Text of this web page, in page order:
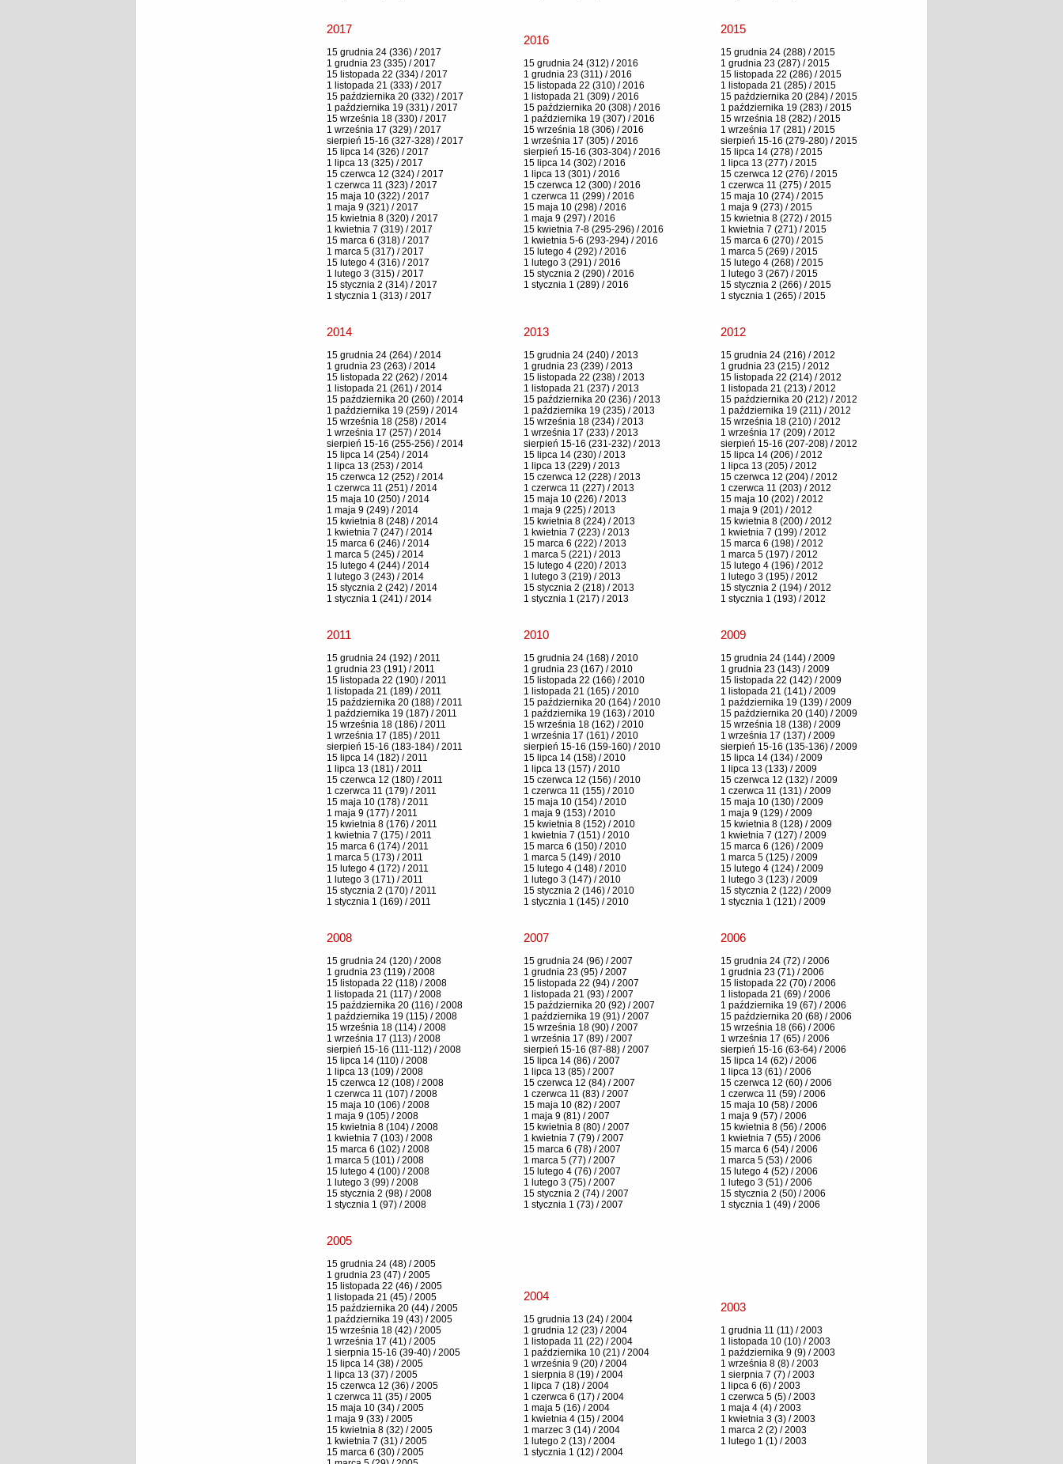
2017
15 grudnia 24 (336) / 2017
1 grudnia 23 (335) / 2017
15 listopada 22 (334) / 2017
1 listopada 21 (333) / 2017
15 października 20 (332) / 2017
1 października 19 (331) / 2017
15 września 18 (330) / 2017
1 września 17 (329) / 2017
sierpień 15-16 (327-328) / 2017
15 lipca 14 (326) / 2017
1 lipca 13 (325) / 2017
15 czerwca 12 (324) / 2017
1 czerwca 11 (323) / 2017
15 maja 10 (322) / 2017
1 maja 9 (321) / 2017
15 kwietnia 8 (320) / 2017
1 kwietnia 7 (319) / 2017
15 marca 6 (318) / 2017
1 marca 5 (317) / 2017
15 lutego 4 (316) / 2017
1 lutego 3 (315) / 2017
15 stycznia 2 (314) / 2017
1 stycznia 1 (313) / 2017
2016
15 grudnia 24 (312) / 2016
1 grudnia 23 (311) / 2016
15 listopada 22 (310) / 2016
1 listopada 21 (309) / 2016
15 października 20 (308) / 2016
1 października 19 (307) / 2016
15 września 18 (306) / 2016
1 września 17 (305) / 2016
sierpień 15-16 (303-304) / 2016
15 lipca 14 (302) / 2016
1 lipca 13 (301) / 2016
15 czerwca 12 (300) / 2016
1 czerwca 11 (299) / 2016
15 maja 10 (298) / 2016
1 maja 9 (297) / 2016
15 kwietnia 7-8 (295-296) / 2016
1 kwietnia 5-6 (293-294) / 2016
15 lutego 4 (292) / 2016
1 lutego 3 (291) / 2016
15 stycznia 2 (290) / 2016
1 stycznia 1 (289) / 2016
2015
15 grudnia 24 (288) / 2015
1 grudnia 23 (287) / 2015
15 listopada 22 (286) / 2015
1 listopada 21 (285) / 2015
15 października 20 (284) / 2015
1 października 19 (283) / 2015
15 września 18 (282) / 2015
1 września 17 (281) / 2015
sierpień 15-16 (279-280) / 2015
15 lipca 14 (278) / 2015
1 lipca 13 (277) / 2015
15 czerwca 12 (276) / 2015
1 czerwca 11 (275) / 2015
15 maja 10 (274) / 2015
1 maja 9 (273) / 2015
15 kwietnia 8 (272) / 2015
1 kwietnia 7 (271) / 2015
15 marca 6 (270) / 2015
1 marca 5 (269) / 2015
15 lutego 4 (268) / 2015
1 lutego 3 (267) / 2015
15 stycznia 2 (266) / 2015
1 stycznia 1 (265) / 2015
2014
15 grudnia 24 (264) / 2014
1 grudnia 23 (263) / 2014
15 listopada 22 (262) / 2014
1 listopada 21 (261) / 2014
15 października 20 (260) / 2014
1 października 19 (259) / 2014
15 września 18 (258) / 2014
1 września 17 (257) / 2014
sierpień 15-16 (255-256) / 2014
15 lipca 14 (254) / 2014
1 lipca 13 (253) / 2014
15 czerwca 12 (252) / 2014
1 czerwca 11 (251) / 2014
15 maja 10 (250) / 2014
1 maja 9 (249) / 2014
15 kwietnia 8 (248) / 2014
1 kwietnia 7 (247) / 2014
15 marca 6 (246) / 2014
1 marca 5 (245) / 2014
15 lutego 4 (244) / 2014
1 lutego 3 (243) / 2014
15 stycznia 2 (242) / 2014
1 stycznia 1 (241) / 2014
2013
15 grudnia 24 (240) / 2013
1 grudnia 23 (239) / 2013
15 listopada 22 (238) / 2013
1 listopada 21 (237) / 2013
15 października 20 (236) / 2013
1 października 19 (235) / 2013
15 września 18 (234) / 2013
1 września 17 (233) / 2013
sierpień 15-16 (231-232) / 2013
15 lipca 14 (230) / 2013
1 lipca 13 (229) / 2013
15 czerwca 12 (228) / 2013
1 czerwca 11 (227) / 2013
15 maja 10 (226) / 2013
1 maja 9 (225) / 2013
15 kwietnia 8 (224) / 2013
1 kwietnia 7 (223) / 2013
15 marca 6 (222) / 2013
1 marca 5 (221) / 2013
15 lutego 4 (220) / 2013
1 lutego 3 (219) / 2013
15 stycznia 2 (218) / 2013
1 stycznia 1 (217) / 2013
2012
15 grudnia 24 (216) / 2012
1 grudnia 23 (215) / 2012
15 listopada 22 (214) / 2012
1 listopada 21 (213) / 2012
15 października 20 (212) / 2012
1 października 19 (211) / 2012
15 września 18 (210) / 2012
1 września 17 (209) / 2012
sierpień 15-16 (207-208) / 2012
15 lipca 14 (206) / 2012
1 lipca 13 (205) / 2012
15 czerwca 12 (204) / 2012
1 czerwca 11 (203) / 2012
15 maja 10 (202) / 2012
1 maja 9 (201) / 2012
15 kwietnia 8 (200) / 2012
1 kwietnia 7 (199) / 2012
15 marca 6 (198) / 2012
1 marca 5 (197) / 2012
15 lutego 4 (196) / 2012
1 lutego 3 (195) / 2012
15 stycznia 2 (194) / 2012
1 stycznia 1 (193) / 2012
2011
15 grudnia 24 (192) / 2011
1 grudnia 23 (191) / 2011
15 listopada 22 (190) / 2011
1 listopada 21 (189) / 2011
15 października 20 (188) / 2011
1 października 19 (187) / 2011
15 września 18 (186) / 2011
1 września 17 (185) / 2011
sierpień 15-16 (183-184) / 2011
15 lipca 14 (182) / 2011
1 lipca 13 (181) / 2011
15 czerwca 12 (180) / 2011
1 czerwca 11 (179) / 2011
15 maja 10 (178) / 2011
1 maja 9 (177) / 2011
15 kwietnia 8 (176) / 2011
1 kwietnia 7 (175) / 2011
15 marca 6 (174) / 2011
1 marca 5 (173) / 2011
15 lutego 4 (172) / 2011
1 lutego 3 (171) / 2011
15 stycznia 2 (170) / 2011
1 stycznia 1 (169) / 2011
2010
15 grudnia 24 (168) / 2010
1 grudnia 23 (167) / 2010
15 listopada 22 (166) / 2010
1 listopada 21 (165) / 2010
15 października 20 (164) / 2010
1 października 19 (163) / 2010
15 września 18 (162) / 2010
1 września 17 (161) / 2010
sierpień 15-16 (159-160) / 2010
15 lipca 14 (158) / 2010
1 lipca 13 (157) / 2010
15 czerwca 12 (156) / 2010
1 czerwca 11 (155) / 2010
15 maja 10 (154) / 2010
1 maja 9 (153) / 2010
15 kwietnia 8 (152) / 2010
1 kwietnia 7 (151) / 2010
15 marca 6 (150) / 2010
1 marca 5 (149) / 2010
15 lutego 4 (148) / 2010
1 lutego 3 (147) / 2010
15 stycznia 2 (146) / 2010
1 stycznia 1 (145) / 2010
2009
15 grudnia 24 (144) / 2009
1 grudnia 23 (143) / 2009
15 listopada 22 (142) / 2009
1 listopada 21 (141) / 2009
1 października 19 (139) / 2009
15 października 20 (140) / 2009
15 września 18 (138) / 2009
1 września 17 (137) / 2009
sierpień 15-16 (135-136) / 2009
15 lipca 14 (134) / 2009
1 lipca 13 (133) / 2009
15 czerwca 12 (132) / 2009
1 czerwca 11 (131) / 2009
15 maja 10 (130) / 2009
1 maja 9 (129) / 2009
15 kwietnia 8 (128) / 2009
1 kwietnia 7 (127) / 2009
15 marca 6 (126) / 2009
1 marca 5 (125) / 2009
15 lutego 4 (124) / 2009
1 lutego 3 (123) / 2009
15 stycznia 2 (122) / 2009
1 stycznia 1 (121) / 2009
2008
15 grudnia 24 (120) / 2008
1 grudnia 23 (119) / 2008
15 listopada 22 (118) / 2008
1 listopada 21 (117) / 2008
15 października 20 (116) / 2008
1 października 19 (115) / 2008
15 września 18 (114) / 2008
1 września 17 (113) / 2008
sierpień 15-16 (111-112) / 2008
15 lipca 14 (110) / 2008
1 lipca 13 (109) / 2008
15 czerwca 12 (108) / 2008
1 czerwca 11 (107) / 2008
15 maja 10 (106) / 2008
1 maja 9 (105) / 2008
15 kwietnia 8 (104) / 2008
1 kwietnia 7 (103) / 2008
15 marca 6 (102) / 2008
1 marca 5 (101) / 2008
15 lutego 4 (100) / 2008
1 lutego 3 (99) / 2008
15 stycznia 2 (98) / 2008
1 stycznia 1 (97) / 2008
2007
15 grudnia 24 (96) / 2007
1 grudnia 23 (95) / 2007
15 listopada 22 (94) / 2007
1 listopada 21 (93) / 2007
15 października 20 (92) / 2007
1 października 19 (91) / 2007
15 września 18 (90) / 2007
1 września 17 (89) / 2007
sierpień 15-16 (87-88) / 2007
15 lipca 14 (86) / 2007
1 lipca 13 (85) / 2007
15 czerwca 12 (84) / 2007
1 czerwca 11 (83) / 2007
15 maja 10 (82) / 2007
1 maja 9 (81) / 2007
15 kwietnia 8 (80) / 2007
1 kwietnia 7 (79) / 2007
15 marca 6 (78) / 2007
1 marca 5 (77) / 2007
15 lutego 4 (76) / 2007
1 lutego 3 (75) / 2007
15 stycznia 2 (74) / 2007
1 stycznia 1 (73) / 2007
2006
15 grudnia 24 (72) / 2006
1 grudnia 23 (71) / 2006
15 listopada 22 (70) / 2006
1 listopada 21 (69) / 2006
1 października 19 (67) / 2006
15 października 20 (68) / 2006
15 września 18 (66) / 2006
1 września 17 (65) / 2006
sierpień 15-16 (63-64) / 2006
15 lipca 14 (62) / 2006
1 lipca 13 (61) / 2006
15 czerwca 12 (60) / 2006
1 czerwca 11 (59) / 2006
15 maja 10 (58) / 2006
1 maja 9 (57) / 2006
15 kwietnia 8 (56) / 2006
1 kwietnia 7 (55) / 2006
15 marca 6 (54) / 2006
1 marca 5 (53) / 2006
15 lutego 4 (52) / 2006
1 lutego 3 (51) / 2006
15 stycznia 2 (50) / 2006
1 stycznia 1 (49) / 2006
2005
15 grudnia 24 (48) / 2005
1 grudnia 23 (47) / 2005
15 listopada 22 (46) / 2005
1 listopada 21 (45) / 2005
15 października 20 (44) / 2005
1 października 19 (43) / 2005
15 września 18 (42) / 2005
1 września 17 (41) / 2005
1 sierpnia 15-16 (39-40) / 2005
15 lipca 14 (38) / 2005
1 lipca 13 (37) / 2005
15 czerwca 12 (36) / 2005
1 czerwca 11 (35) / 2005
15 maja 10 (34) / 2005
1 maja 9 (33) / 2005
15 kwietnia 8 (32) / 2005
1 kwietnia 7 (31) / 2005
15 marca 6 (30) / 2005
2004
15 grudnia 13 (24) / 2004
1 grudnia 12 (23) / 2004
1 listopada 11 (22) / 2004
1 października 10 (21) / 2004
1 września 9 (20) / 2004
1 sierpnia 8 (19) / 2004
1 lipca 7 (18) / 2004
1 czerwca 6 (17) / 2004
1 maja 5 (16) / 2004
1 kwietnia 4 (15) / 2004
1 marzec 3 (14) / 2004
1 lutego 2 (13) / 2004
1 stycznia 1 (12) / 2004
2003
1 grudnia 11 (11) / 2003
1 listopada 10 (10) / 2003
1 października 9 (9) / 2003
1 września 8 (8) / 2003
1 sierpnia 7 (7) / 2003
1 lipca 6 (6) / 2003
1 czerwca 5 (5) / 2003
1 maja 4 (4) / 2003
1 kwietnia 3 (3) / 2003
1 marca 2 (2) / 2003
1 lutego 1 (1) / 2003